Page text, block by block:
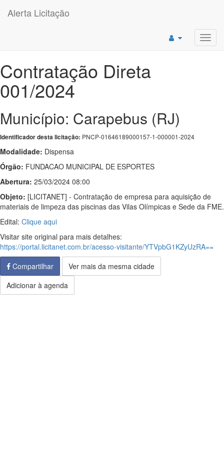
Alerta Licitação
Contratação Direta
001/2024
Município: Carapebus (RJ)
Identificador desta licitação: PNCP-01646189000157-1-000001-2024
Modalidade: Dispensa
Órgão: FUNDACAO MUNICIPAL DE ESPORTES
Abertura: 25/03/2024 08:00
Objeto: [LICITANET] - Contratação de empresa para aquisição de
materiais de limpeza das piscinas das Vilas Olímpicas e Sede da FME.
Edital: Clique aqui
Visitar site original para mais detalhes:
https://portal.licitanet.com.br/acesso-visitante/YTVpbG1KZyUzRA==
Compartilhar
Ver mais da mesma cidade
Adicionar à agenda